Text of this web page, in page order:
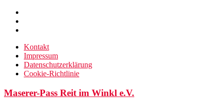
Zum
Inhalt
springen
Kontakt
Impressum
Datenschutzerklärung
Cookie-Richtlinie
Maserer-Pass Reit im Winkl e.V.